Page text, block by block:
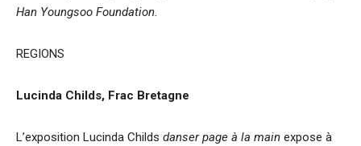
Han Youngsoo Foundation.
REGIONS
Lucinda Childs, Frac Bretagne
L’exposition Lucinda Childs danser page à la main expose à